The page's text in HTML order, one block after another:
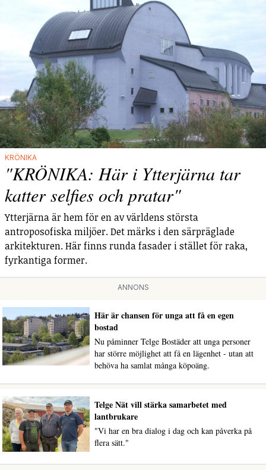
KRÖNIKA
"KRÖNIKA: Här i Ytterjärna tar
katter selfies och pratar"
Ytterjärna är hem för en av världens största
antroposofiska miljöer. Det märks i den särpräglade
arkitekturen. Här finns runda fasader i stället för raka,
fyrkantiga former.
ANNONS
Här är chansen för unga att få en egen
bostad
Nu påminner Telge Bostäder att unga personer
har större möjlighet att få en lägenhet - utan att
behöva ha samlat många köpoäng.
Telge Nät vill stärka samarbetet med
lantbrukare
"Vi har en bra dialog i dag och kan påverka på
flera sätt."